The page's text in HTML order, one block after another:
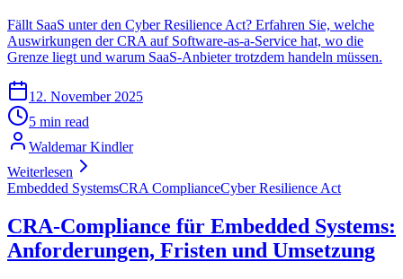
Fällt SaaS unter den Cyber Resilience Act? Erfahren Sie, welche
Auswirkungen der CRA auf Software-as-a-Service hat, wo die
Grenze liegt und warum SaaS-Anbieter trotzdem handeln müssen.
12. November 2025
5 min read
Waldemar Kindler
Weiterlesen
Embedded SystemsCRA ComplianceCyber Resilience Act
CRA-Compliance für Embedded Systems:
Anforderungen, Fristen und Umsetzung